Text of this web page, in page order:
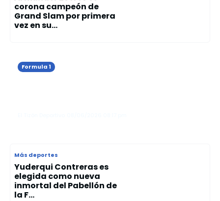
corona campeón de
Grand Slam por primera
vez en su...
Formula 1
Más deportes
Yuderqui Contreras es
elegida como nueva
inmortal del Pabellón de
la F...